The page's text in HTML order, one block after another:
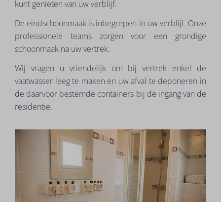
kunt genieten van uw verblijf.
De eindschoonmaak is inbegrepen in uw verblijf. Onze
professionele teams zorgen voor een grondige
schoonmaak na uw vertrek.
Wij vragen u vriendelijk om bij vertrek enkel de
vaatwasser leeg te maken en uw afval te deponeren in
de daarvoor bestemde containers bij de ingang van de
residentie.